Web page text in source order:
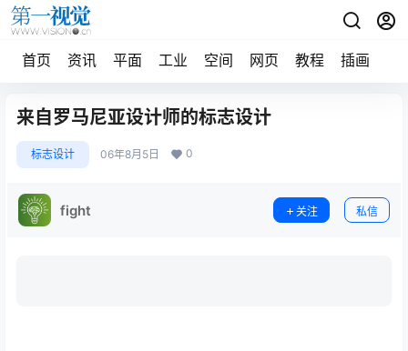
首页 资讯 平面 工业 空间 网页 教程 插画
来自罗马尼亚设计师的标志设计
标志设计 06年8月5日 0
fight 关注 私信